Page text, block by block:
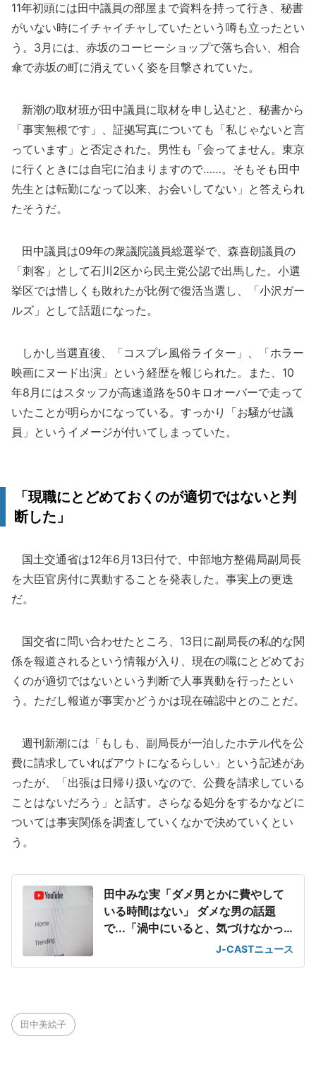
11年初頭には田中議員の部屋まで資料を持って行き、秘書
がいない時にイチャイチャしていたという噂も立ったとい
う。3月には、赤坂のコーヒーショップで落ち合い、相合
傘で赤坂の町に消えていく姿を目撃されていた。
新潮の取材班が田中議員に取材を申し込むと、秘書から
「事実無根です」、証拠写真についても「私じゃないと言
っています」と否定された。男性も「会ってません。東京
に行くときには自宅に泊まりますので……。そもそも田中
先生とは転勤になって以来、お会いしてない」と答えられ
たそうだ。
田中議員は09年の衆議院議員総選挙で、森喜朗議員の
「刺客」として石川2区から民主党公認で出馬した。小選
挙区では惜しくも敗れたが比例で復活当選し、「小沢ガー
ルズ」として話題になった。
しかし当選直後、「コスプレ風俗ライター」、「ホラー
映画にヌード出演」という経歴を報じられた。また、10
年8月にはスタッフが高速道路を50キロオーバーで走って
いたことが明らかになっている。すっかり「お騒がせ議
員」というイメージが付いてしまっていた。
「現職にとどめておくのが適切ではないと判
断した」
国土交通省は12年6月13日付で、中部地方整備局副局長
を大臣官房付に異動することを発表した。事実上の更迭
だ。
国交省に問い合わせたところ、13日に副局長の私的な関
係を報道されるという情報が入り、現在の職にとどめてお
くのが適切ではないという判断で人事異動を行ったとい
う。ただし報道が事実かどうかは現在確認中とのことだ。
週刊新潮には「もしも、副局長が一泊したホテル代を公
費に請求していればアウトになるらしい」という記述があ
ったが、「出張は日帰り扱いなので、公費を請求している
ことはないだろう」と話す。さらなる処分をするかなどに
ついては事実関係を調査していくなかで決めていくとい
う。
田中みな実「ダメ男とかに費やして
いる時間はない」 ダメな男の話題
で...「渦中にいると、気づけなかっ
J-CASTニュース
田中美絵子